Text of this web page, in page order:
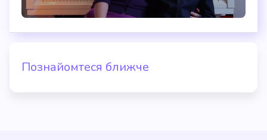
Познайомтеся ближче